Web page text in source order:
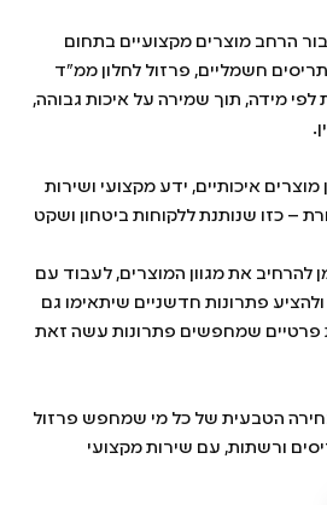
הרחב מוצרים מקצועיים בתחום
חשמליים, פרזול לחלון ממ”ד
לפי מידה, תוך שמירה על איכות גבוהה,
איכותיים, ידע מקצועי ושירות
– כזו שנותנת ללקוחות ביטחון ושקט
להרחיב את מגוון המוצרים, לעבוד עם
פתרונות חדשניים שיתאימו גם
פרטיים שמחפשים פתרונות עשה זאת
הטבעית של כל מי שמחפש פרזול
ורשתות, עם שירות מקצועי